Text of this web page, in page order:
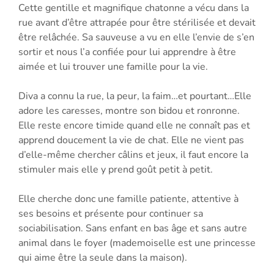
Cette gentille et magnifique chatonne a vécu dans la
rue avant d’être attrapée pour être stérilisée et devait
être relâchée. Sa sauveuse a vu en elle l’envie de s’en
sortir et nous l’a confiée pour lui apprendre à être
aimée et lui trouver une famille pour la vie.
Diva a connu la rue, la peur, la faim…et pourtant…Elle
adore les caresses, montre son bidou et ronronne.
Elle reste encore timide quand elle ne connaît pas et
apprend doucement la vie de chat. Elle ne vient pas
d’elle-même chercher câlins et jeux, il faut encore la
stimuler mais elle y prend goût petit à petit.
Elle cherche donc une famille patiente, attentive à
ses besoins et présente pour continuer sa
sociabilisation. Sans enfant en bas âge et sans autre
animal dans le foyer (mademoiselle est une princesse
qui aime être la seule dans la maison).